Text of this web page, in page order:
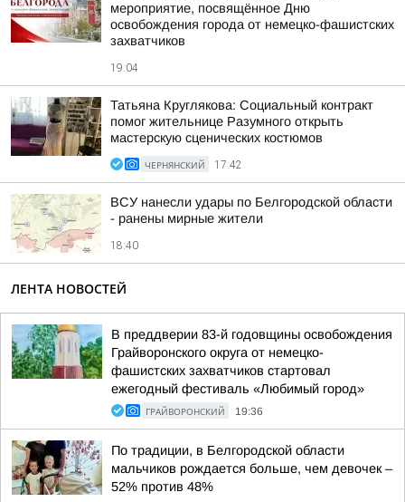
мероприятие, посвящённое Дню
освобождения города от немецко-фашистских
захватчиков
19:04
Татьяна Круглякова: Социальный контракт
помог жительнице Разумного открыть
мастерскую сценических костюмов
ЧЕРНЯНСКИЙ 17:42
ВСУ нанесли удары по Белгородской области
- ранены мирные жители
18:40
ЛЕНТА НОВОСТЕЙ
В преддверии 83-й годовщины освобождения
Грайворонского округа от немецко-
фашистских захватчиков стартовал
ежегодный фестиваль «Любимый город»
ГРАЙВОРОНСКИЙ 19:36
По традиции, в Белгородской области
мальчиков рождается больше, чем девочек –
52% против 48%